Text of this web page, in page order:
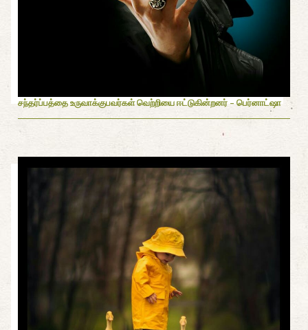
சந்தர்ப்பத்தை உருவாக்குபவர்கள் வெற்றியை ஈட்டுகின்றனர் - பெர்னாட்ஷா